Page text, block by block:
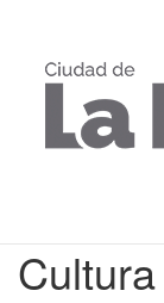
contenido
principalde La Paz,
Entre Ríos
Cultura